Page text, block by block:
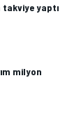
takviye yaptı
milyon